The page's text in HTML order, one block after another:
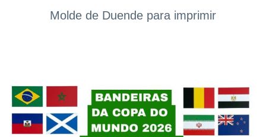
Molde de Duende para imprimir